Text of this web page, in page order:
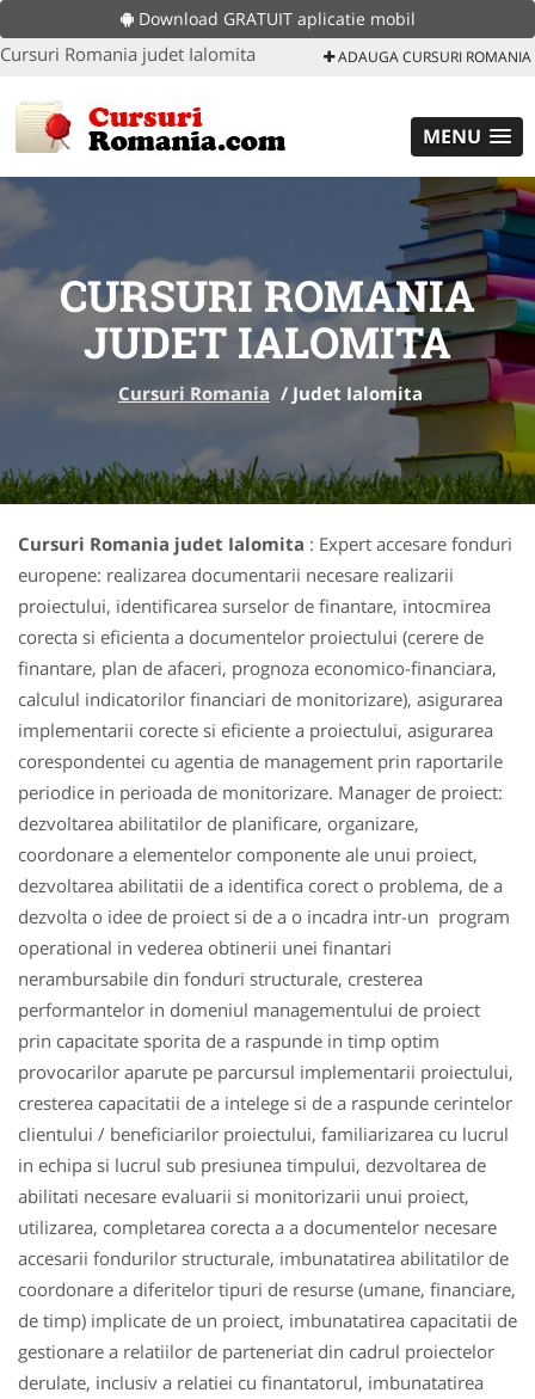
Download GRATUIT aplicatie mobil
Cursuri Romania judet Ialomita ADAUGA CURSURI ROMANIA
MENU
CURSURI ROMANIA
JUDET IALOMITA
Cursuri Romania / Judet Ialomita
Cursuri Romania judet Ialomita : Expert accesare fonduri
europene: realizarea documentarii necesare realizarii
proiectului, identificarea surselor de finantare, intocmirea
corecta si eficienta a documentelor proiectului (cerere de
finantare, plan de afaceri, prognoza economico-financiara,
calculul indicatorilor financiari de monitorizare), asigurarea
implementarii corecte si eficiente a proiectului, asigurarea
corespondentei cu agentia de management prin raportarile
periodice in perioada de monitorizare. Manager de proiect:
dezvoltarea abilitatilor de planificare, organizare,
coordonare a elementelor componente ale unui proiect,
dezvoltarea abilitatii de a identifica corect o problema, de a
dezvolta o idee de proiect si de a o incadra intr-un program
operational in vederea obtinerii unei finantari
nerambursabile din fonduri structurale, cresterea
performantelor in domeniul managementului de proiect
prin capacitate sporita de a raspunde in timp optim
provocarilor aparute pe parcursul implementarii proiectului,
cresterea capacitatii de a intelege si de a raspunde cerintelor
clientului / beneficiarilor proiectului, familiarizarea cu lucrul
in echipa si lucrul sub presiunea timpului, dezvoltarea de
abilitati necesare evaluarii si monitorizarii unui proiect,
utilizarea, completarea corecta a a documentelor necesare
accesarii fondurilor structurale, imbunatatirea abilitatilor de
coordonare a diferitelor tipuri de resurse (umane, financiare,
de timp) implicate de un proiect, imbunatatirea capacitatii de
gestionare a relatiilor de parteneriat din cadrul proiectelor
derulate, inclusiv a relatiei cu finantatorul, imbunatatirea